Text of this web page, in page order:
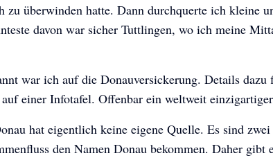
zu überwinden hatte. Dann durchquerte ich kleine
davon war sicher Tuttlingen, wo ich meine
war ich auf die Donauversickerung. Details dazu
einer Infotafel. Offenbar ein weltweit
hat eigentlich keine eigene Quelle. Es sind
den Namen Donau bekommen. Daher gibt